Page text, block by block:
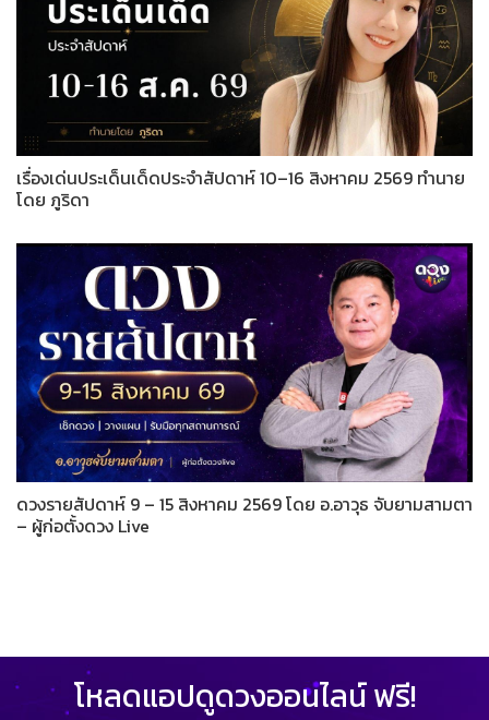
เรื่องเด่นประเด็นเด็ดประจำสัปดาห์ 10–16 สิงหาคม 2569 ทำนาย
โดย ภูริดา
ดวงรายสัปดาห์ 9 – 15 สิงหาคม 2569 โดย อ.อาวุธ จับยามสามตา
– ผู้ก่อตั้งดวง Live
โหลดแอปดูดวงออนไลน์ ฟรี!